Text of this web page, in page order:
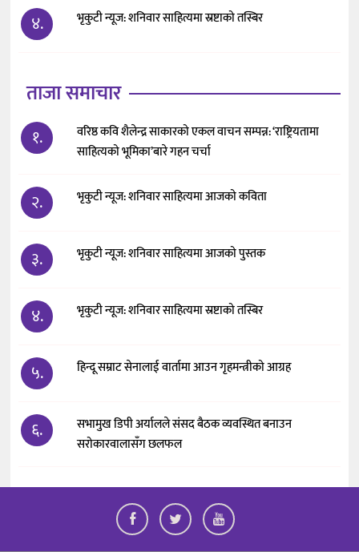
४. भृकुटी न्यूज: शनिवार साहित्यमा स्रष्टाको तस्बिर
ताजा समाचार
१.
वरिष्ठ कवि शैलेन्द्र साकारको एकल वाचन सम्पन्न: ‘राष्ट्रियतामा
साहित्यको भूमिका’बारे गहन चर्चा
२. भृकुटी न्यूज: शनिवार साहित्यमा आजको कविता
३. भृकुटी न्यूज: शनिवार साहित्यमा आजको पुस्तक
४. भृकुटी न्यूज: शनिवार साहित्यमा स्रष्टाको तस्बिर
५. हिन्दू सम्राट सेनालाई वार्तामा आउन गृहमन्त्रीको आग्रह
६.
सभामुख डिपी अर्यालले संसद बैठक व्यवस्थित बनाउन
सरोकारवालासँग छलफल